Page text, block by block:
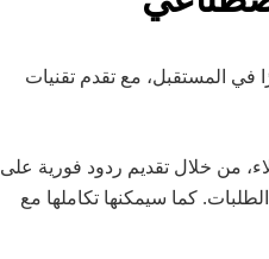
في المستقبل، مع تقدم تقنيات
من خلال تقديم ردود فورية على
كما سيمكنها تكاملها مع